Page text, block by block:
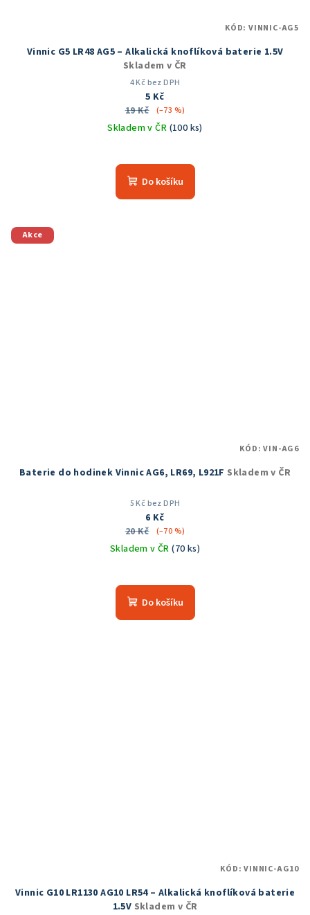
Vinnic G5 LR48 AG5 – Alkalická knoflíková baterie 1.5V
Skladem v ČR
4 Kč bez DPH
5 Kč
19 Kč
(–73 %)
Skladem v ČR (100 ks)
Do košíku
KÓD: VINNIC-AG5
Akce
Baterie do hodinek Vinnic AG6, LR69, L921F Skladem v ČR
5 Kč bez DPH
6 Kč
20 Kč
(–70 %)
Skladem v ČR(70 ks)
Do košíku
KÓD:VIN-AG6
Vinnic G10 LR1130 AG10 LR54 – Alkalická knoflíková baterie
1.5V Skladem v ČR
KÓD:VINNIC-AG10